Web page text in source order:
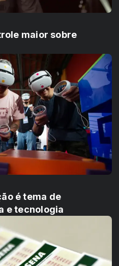
maior sobre
é tema de
e tecnologia